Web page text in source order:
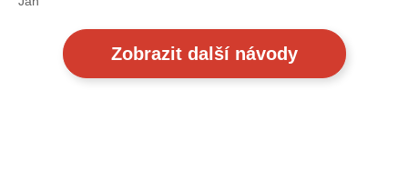
Zobrazit další návody